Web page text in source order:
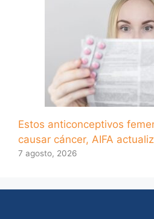
Estos anticonceptivos
causar cáncer, AIFA
7 agosto, 2026